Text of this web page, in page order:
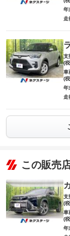
年
走
支
(
車
(
年
走
この販売
支
(
車
(
年